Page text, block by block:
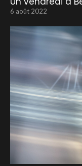
6 août 2022